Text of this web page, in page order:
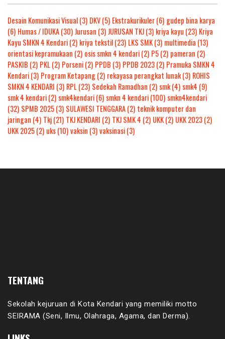
Desain Komunikasi Visual(3) DKV(5) Ekstrakurikuler(6) gudep bina karya
(6) Humas / IDUKA(30)Jurusan (3)JURUSAN TKJ(3) kriya kayu (23) Kriya
Kayu SMKN 4 Kendari(2) kriya tekstil(23) LKS SMK(3) multimedia (13)
orientasi kepramukaan (2) osis smkn 4 kendari(2) P5(2) pameran (2)
PASKIB (2) PKL(2) Porseni(2) PPDB (3) PPDB 2023(2) Pramuka SMKN 4
Kendari(3) Program Ketapang(2) rekayasa perangkat lunak(3) ROHIS
SMKN 4 KENDARI (3) RPL(23) Sedekah Ramadhan (2) smk(4) smk4 (9)
smk 4 kendari(2) smk4kendari(6) smkn 4 kendari(100) smkn4kendari
(32) SPMB 2025(3) SULAWESI TENGGARA(2) teknik komputer dan
jaringan (4) Tkj(21) TKJ KENDARI (2) TKJ SMK 4 (2) UKK(2) UKK 2023(2)
UKK 2025(2) uks(10)vaksin (3)vaksinasi(3)
TENTANG
Sekolah kejuruan di Kota Kendari yang memiliki motto
SEIRAMA (Seni, Ilmu, Olahraga, Agama, dan Derma).